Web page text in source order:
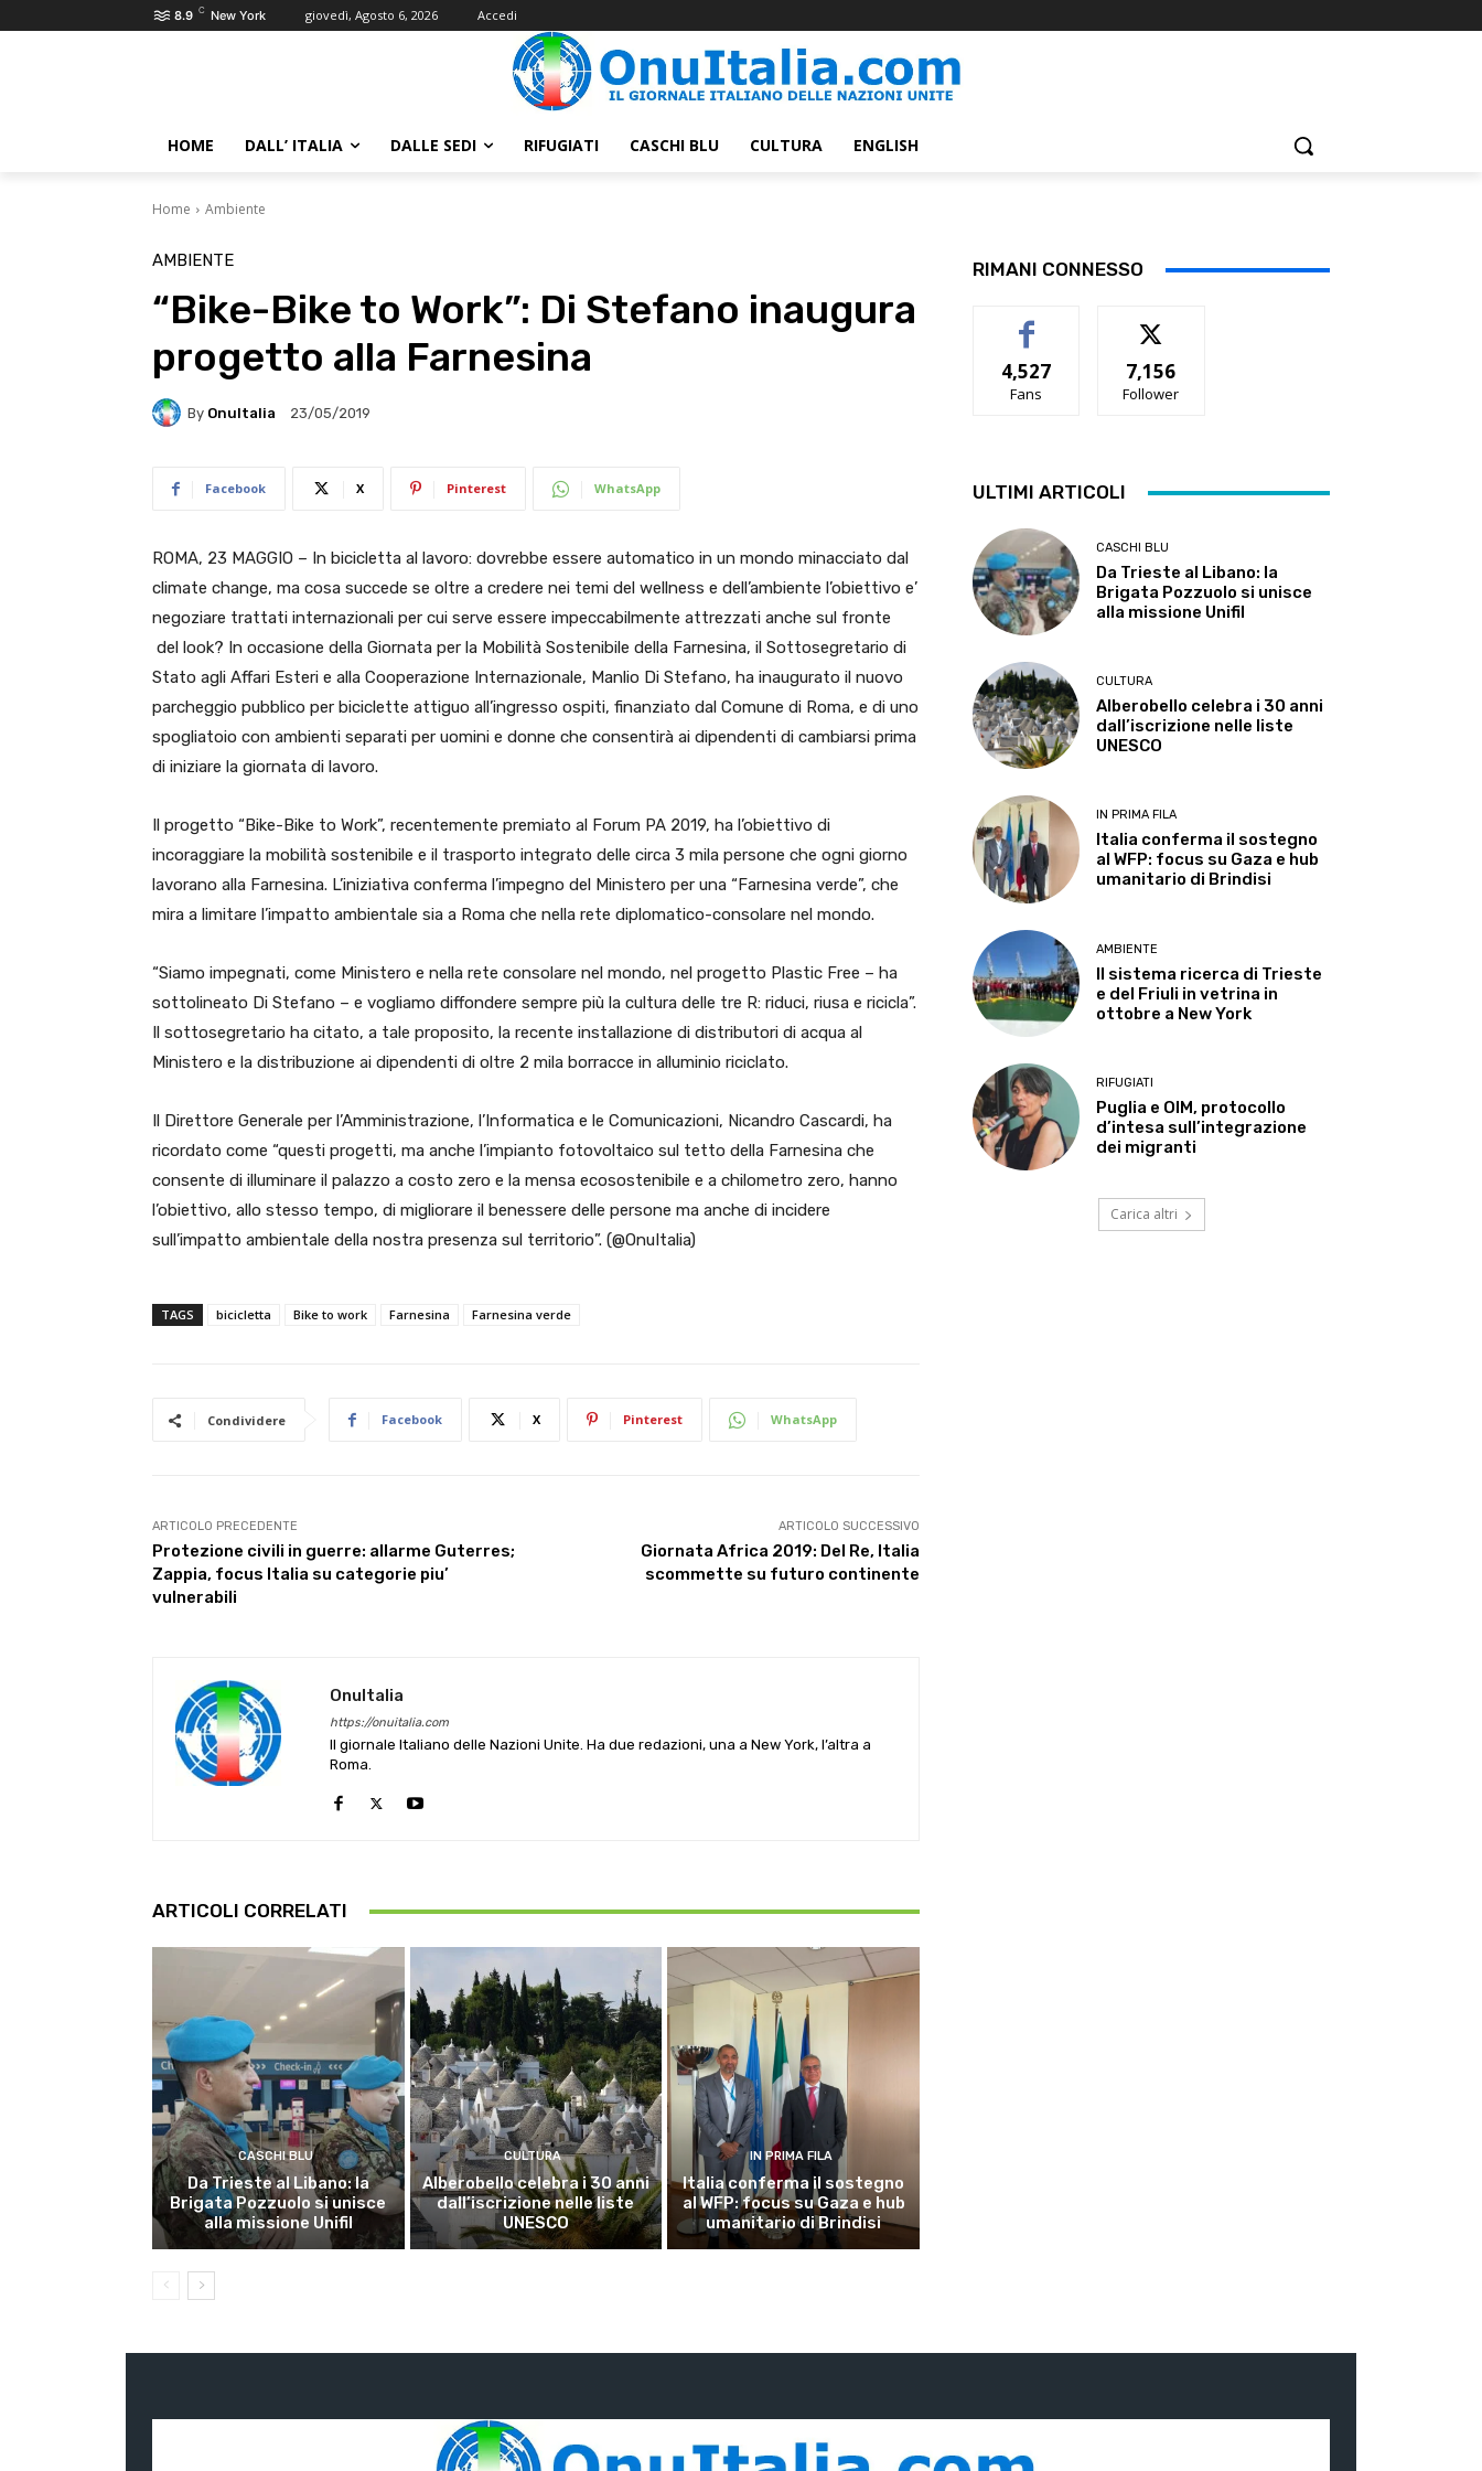
8.9 C New York giovedì, Agosto 6, 2026 Accedi
HOME DALL’ ITALIA DALLE SEDI RIFUGIATI CASCHI BLU CULTURA ENGLISH
Home Ambiente
AMBIENTE
“Bike-Bike to Work”: Di Stefano inaugura
progetto alla Farnesina
By OnuItalia 23/05/2019
Facebook X Pinterest WhatsApp
ROMA, 23 MAGGIO – In bicicletta al lavoro: dovrebbe essere automatico in un mondo minacciato dal
climate change, ma cosa succede se oltre a credere nei temi del wellness e dell’ambiente l’obiettivo e’
negoziare trattati internazionali per cui serve essere impeccabilmente attrezzati anche sul fronte
del look? In occasione della Giornata per la Mobilità Sostenibile della Farnesina, il Sottosegretario di
Stato agli Affari Esteri e alla Cooperazione Internazionale, Manlio Di Stefano, ha inaugurato il nuovo
parcheggio pubblico per biciclette attiguo all’ingresso ospiti, finanziato dal Comune di Roma, e di uno
spogliatoio con ambienti separati per uomini e donne che consentirà ai dipendenti di cambiarsi prima
di iniziare la giornata di lavoro.
Il progetto “Bike-Bike to Work”, recentemente premiato al Forum PA 2019, ha l’obiettivo di
incoraggiare la mobilità sostenibile e il trasporto integrato delle circa 3 mila persone che ogni giorno
lavorano alla Farnesina. L’iniziativa conferma l’impegno del Ministero per una “Farnesina verde”, che
mira a limitare l’impatto ambientale sia a Roma che nella rete diplomatico-consolare nel mondo.
“Siamo impegnati, come Ministero e nella rete consolare nel mondo, nel progetto Plastic Free – ha
sottolineato Di Stefano – e vogliamo diffondere sempre più la cultura delle tre R: riduci, riusa e ricicla”.
Il sottosegretario ha citato, a tale proposito, la recente installazione di distributori di acqua al
Ministero e la distribuzione ai dipendenti di oltre 2 mila borracce in alluminio riciclato.
Il Direttore Generale per l’Amministrazione, l’Informatica e le Comunicazioni, Nicandro Cascardi, ha
ricordato come “questi progetti, ma anche l’impianto fotovoltaico sul tetto della Farnesina che
consente di illuminare il palazzo a costo zero e la mensa ecosostenibile e a chilometro zero, hanno
l’obiettivo, allo stesso tempo, di migliorare il benessere delle persone ma anche di incidere
sull’impatto ambientale della nostra presenza sul territorio”. (@OnuItalia)
TAGS bicicletta Bike to work Farnesina Farnesina verde
Condividere Facebook X Pinterest WhatsApp
ARTICOLO PRECEDENTE
Protezione civili in guerre: allarme Guterres;
Zappia, focus Italia su categorie piu’
vulnerabili
ARTICOLO SUCCESSIVO
Giornata Africa 2019: Del Re, Italia
scommette su futuro continente
OnuItalia
https://onuitalia.com
Il giornale Italiano delle Nazioni Unite. Ha due redazioni, una a New York, l’altra a
Roma.
ARTICOLI CORRELATI
CASCHI BLU
Da Trieste al Libano: la
Brigata Pozzuolo si unisce
alla missione Unifil
CULTURA
Alberobello celebra i 30 anni
dall’iscrizione nelle liste
UNESCO
IN PRIMA FILA
Italia conferma il sostegno
al WFP: focus su Gaza e hub
umanitario di Brindisi
RIMANI CONNESSO
4,527
Fans
7,156
Follower
ULTIMI ARTICOLI
CASCHI BLU
Da Trieste al Libano: la
Brigata Pozzuolo si unisce
alla missione Unifil
CULTURA
Alberobello celebra i 30 anni
dall’iscrizione nelle liste
UNESCO
IN PRIMA FILA
Italia conferma il sostegno
al WFP: focus su Gaza e hub
umanitario di Brindisi
AMBIENTE
Il sistema ricerca di Trieste
e del Friuli in vetrina in
ottobre a New York
RIFUGIATI
Puglia e OIM, protocollo
d’intesa sull’integrazione
dei migranti
Carica altri